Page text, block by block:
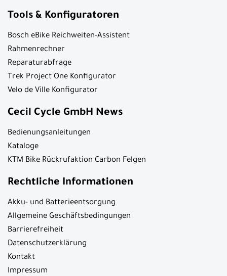
Tools & Konfiguratoren
Bosch eBike Reichweiten-Assistent
Rahmenrechner
Reparaturabfrage
Trek Project One Konfigurator
Velo de Ville Konfigurator
Cecil Cycle GmbH News
Bedienungsanleitungen
Kataloge
KTM Bike Rückrufaktion Carbon Felgen
Rechtliche Informationen
Akku- und Batterieentsorgung
Allgemeine Geschäftsbedingungen
Barrierefreiheit
Datenschutzerklärung
Kontakt
Impressum